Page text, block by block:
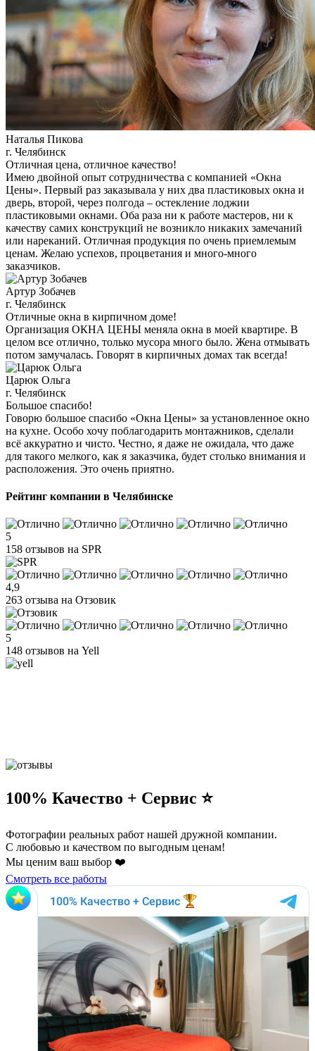
Наталья Пикова
г. Челябинск
Отличная цена, отличное качество!
Имею двойной опыт сотрудничества с компанией «Окна
Цены». Первый раз заказывала у них два пластиковых окна и
дверь, второй, через полгода – остекление лоджии
пластиковыми окнами. Оба раза ни к работе мастеров, ни к
качеству самих конструкций не возникло никаких замечаний
или нареканий. Отличная продукция по очень приемлемым
ценам. Желаю успехов, процветания и много-много
заказчиков.
Артур Зобачев
г. Челябинск
Отличные окна в кирпичном доме!
Организация ОКНА ЦЕНЫ меняла окна в моей квартире. В
целом все отлично, только мусора много было. Жена отмывать
потом замучалась. Говорят в кирпичных домах так всегда!
Царюк Ольга
г. Челябинск
Большое спасибо!
Говорю большое спасибо «Окна Цены» за установленное окно
на кухне. Особо хочу поблагодарить монтажников, сделали
всё аккуратно и чисто. Честно, я даже не ожидала, что даже
для такого мелкого, как я заказчика, будет столько внимания и
расположения. Это очень приятно.
Рейтинг компании в Челябинске
5
158 отзывов на SPR
4,9
263 отзыва на Отзовик
5
148 отзывов на Yell
100% Качество + Сервис ⭐️
Фотографии реальных работ нашей дружной компании.
С любовью и качеством по выгодным ценам!
Мы ценим ваш выбор ❤️
Смотреть все работы